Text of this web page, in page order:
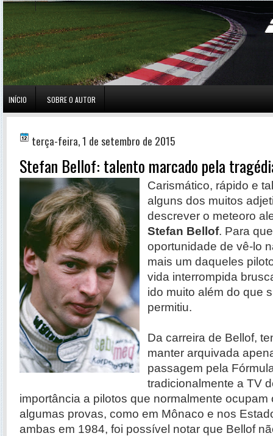
INÍCIO SOBRE O AUTOR
terça-feira, 1 de setembro de 2015
Stefan Bellof: talento marcado pela
Carismático, rápido e
alguns dos muitos
descrever o meteoro
Stefan Bellof. Para
oportunidade de vê-lo
mais um daqueles
vida interrompida
ido muito além do que
permitiu.
Da carreira de Bellof,
manter arquivada
passagem pela
tradicionalmente a TV
importância a pilotos que normalmente ocupam
algumas provas, como em Mônaco e nos
ambas em 1984, foi possível notar que Bellof